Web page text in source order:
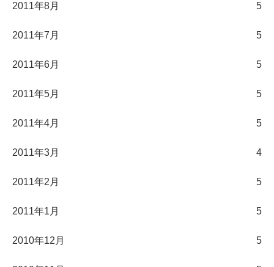
2011年8月 5
2011年7月 5
2011年6月 5
2011年5月 5
2011年4月 5
2011年3月 4
2011年2月 5
2011年1月 5
2010年12月 5